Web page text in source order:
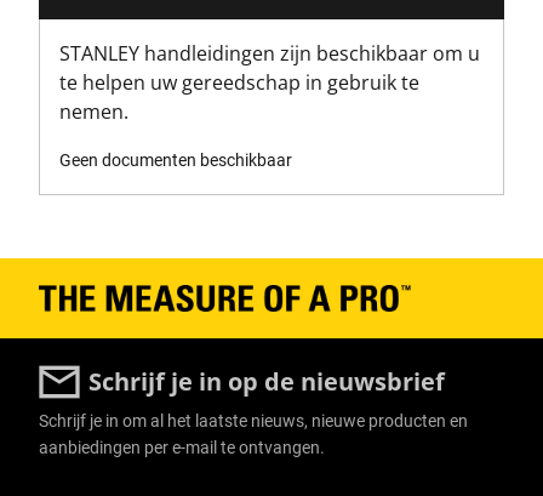
STANLEY handleidingen zijn beschikbaar om u
te helpen uw gereedschap in gebruik te
nemen.
Geen documenten beschikbaar
Schrijf je in op de nieuwsbrief
Schrijf je in om al het laatste nieuws, nieuwe producten en
aanbiedingen per e-mail te ontvangen.